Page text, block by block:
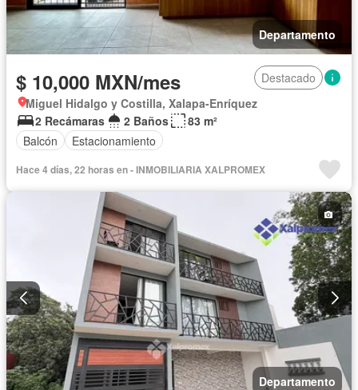
Departamento
$ 10,000 MXN/mes
Destacado
Miguel Hidalgo y Costilla, Xalapa-Enríquez
2 Recámaras
2 Baños
83 m²
Balcón
Estacionamiento
Hace 4 días, 22 horas en - INMOBILIARIA XALPROMEX
Departamento